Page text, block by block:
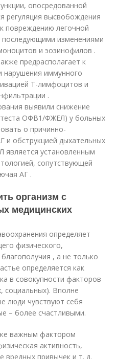
опосредованной
регуляция высвобождения
повреждению легочной
последующими изменениями
и эозинофилов .
предрасполагает к
нарушения иммунного
Т-лимфоцитов и
.
выявили снижение
теста ОФВ1/ФЖЕЛ) у больных
о причинно-
и обструкцией дыхательных
является установленным
сопутствующей
АГ .
организм с
медицинских
определяет
физического,
, а не только
определяется как
в совокупности факторов
социальных). Вполне
люди чувствуют себя
– более счастливыми.
важным фактором
активность,
вредных привычек и т. д.